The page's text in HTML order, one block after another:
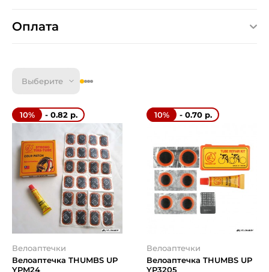
Оплата
Выберите
10% - 0.82 р.
Велоаптечки
Велоаптечка THUMBS UP
YPM24
10% - 0.70 р.
Велоаптечки
Велоаптечка THUMBS UP
YP3205